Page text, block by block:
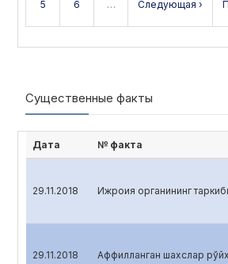
5 6 … Следующая ›
Существенные факты
Дата № факта
29.11.2018 Ижроия органининг
29.11.2018 Аффилланган шахслар